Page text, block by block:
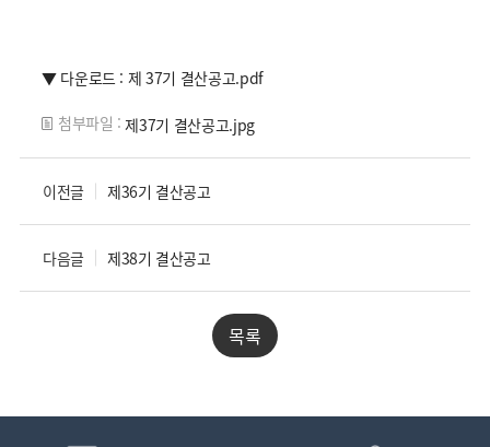
▼ 다운로드 : 제 37기 결산공고.pdf
첨부파일 : 제37기 결산공고.jpg
이전글 제36기 결산공고
다음글 제38기 결산공고
목록